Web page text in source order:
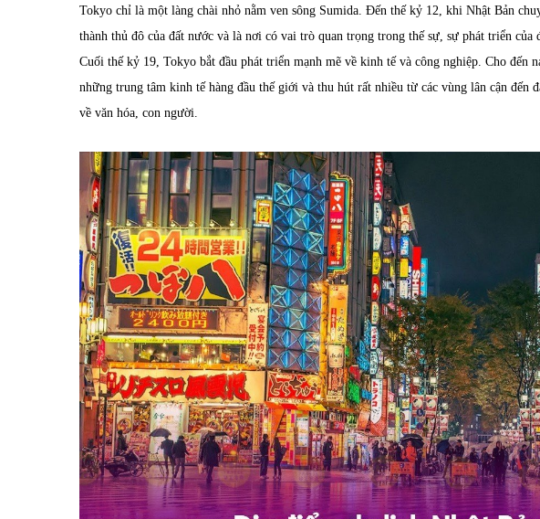
Tokyo chỉ là một làng chài nhỏ nằm ven sông Sumida. Đến thế kỷ 12, khi Nhật Bản
thành thủ đô của đất nước và là nơi có vai trò quan trọng trong thế sự, sự phát triển của
Cuối thế kỷ 19, Tokyo bắt đầu phát triển mạnh mẽ về kinh tế và công nghiệp. Cho đến
những trung tâm kinh tế hàng đầu thế giới và thu hút rất nhiều từ các vùng lân cận đến
về văn hóa, con người.